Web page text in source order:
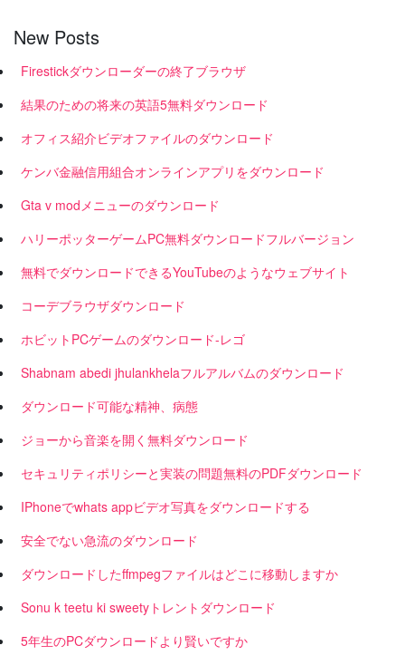
New Posts
Firestickダウンローダーの終了ブラウザ
結果のための将来の英語5無料ダウンロード
オフィス紹介ビデオファイルのダウンロード
ケンバ金融信用組合オンラインアプリをダウンロード
Gta v modメニューのダウンロード
ハリーポッターゲームPC無料ダウンロードフルバージョン
無料でダウンロードできるYouTubeのようなウェブサイト
コーデブラウザダウンロード
ホビットPCゲームのダウンロード-レゴ
Shabnam abedi jhulankhelaフルアルバムのダウンロード
ダウンロード可能な精神、病態
ジョーから音楽を開く無料ダウンロード
セキュリティポリシーと実装の問題無料のPDFダウンロード
IPhoneでwhats appビデオ写真をダウンロードする
安全でない急流のダウンロード
ダウンロードしたffmpegファイルはどこに移動しますか
Sonu k teetu ki sweetyトレントダウンロード
5年生のPCダウンロードより賢いですか